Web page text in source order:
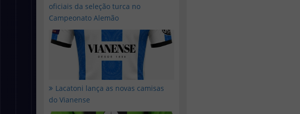
oficiais da seleção turca no
Campeonato Alemão
Lacatoni lança as novas camisas
do Vianense